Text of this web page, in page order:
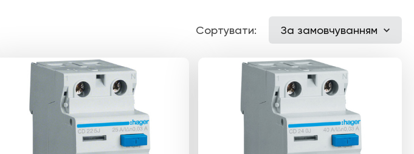
Сортувати: За замовчуванням